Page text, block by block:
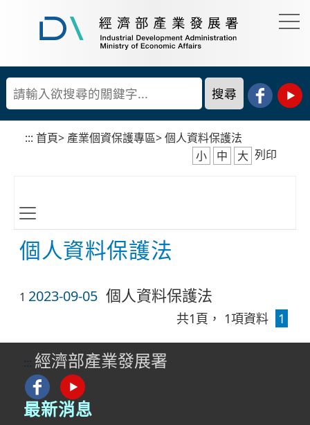
到
主
要
內
容
塊
濟
部
業
發
展
署
::: 首頁> 產業個資保護專區>個人資料保護法
小
中 大 列印
個人資料保護法
1 2023-09-05 個人資料保護法
共1頁， 1項資料 1
::: 經濟部產業發展署
最新消息